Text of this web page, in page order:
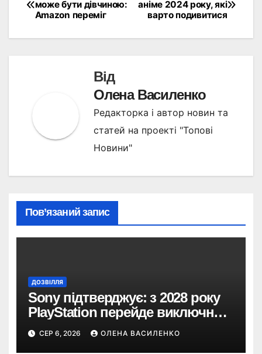
записів
аніме 2024 року, які
варто подивитися
може бути дівчиною:
Amazon переміг
Від
Олена Василенко
Редакторка і автор новин та
статей на проекті "Топові
Новини"
Пов’язаний запис
ДОЗВІЛЛЯ
Sony підтверджує: з 2028 року
PlayStation перейде виключно
на цифрові ігри
СЕР 6, 2026 ОЛЕНА ВАСИЛЕНКО